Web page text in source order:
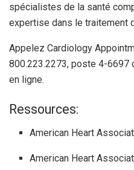
spécialistes de la santé
expertise dans le traitement
Appelez Cardiology
800.223.2273, poste 4-6697
en ligne.
Ressources:
American Heart
American Heart